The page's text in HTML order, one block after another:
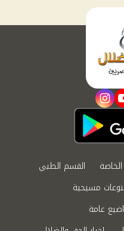
instagram
الخاصة
القسم الطبي
مسيحية
عامة